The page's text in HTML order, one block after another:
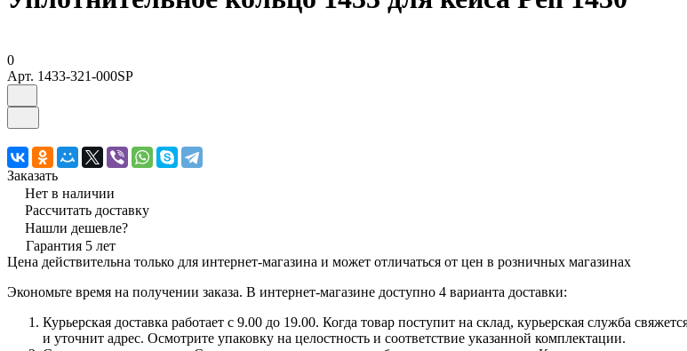
0
Арт. 1433-321-000SP
Заказать
Нет в наличии
Рассчитать доставку
Нашли дешевле?
Гарантия 5 лет
Цена действительна только для интернет-магазина и может отличаться от цен в розничных магазинах
Экономьте время на получении заказа. В интернет-магазине доступно 4 варианта доставки:
Курьерская доставка работает с 9.00 до 19.00. Когда товар поступит на склад, курьерская служба
и уточнит адрес. Осмотрите упаковку на целостность и соответствие указанной комплектации.